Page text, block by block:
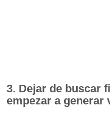
3. Dejar de buscar
empezar a generar